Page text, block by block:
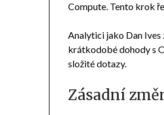
Compute. Tento krok
Analytici jako Dan Ives
krátkodobé dohody s
složité dotazy.
Zásadní